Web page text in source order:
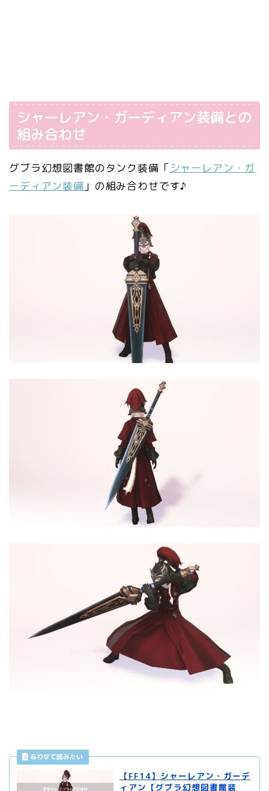
シャーレアン・ガーディアン装備との
組み合わせ
グブラ幻想図書館のタンク装備「シャーレアン・ガ
ーディアン装備 」の組み合わせです♪
【FF14】シャーレアン・ガーデ
ィアン【グブラ幻想図書館装